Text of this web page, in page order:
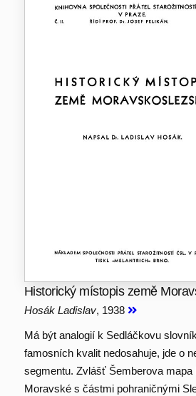
Historický místopis země
Hosák Ladislav, 1938
Má být analogií k Sedláčkovu
famosních kvalit nedosahuje, jde o
segmentu. Zvlášť Šemberova
Moravské s částmi pohraničnými